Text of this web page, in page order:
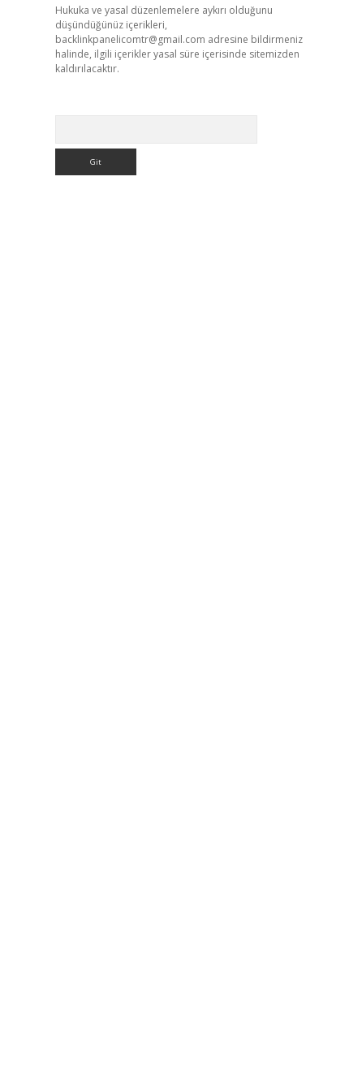
Hukuka ve yasal düzenlemelere aykırı olduğunu
düşündüğünüz içerikleri,
backlinkpanelicomtr@gmail.com adresine bildirmeniz
halinde, ilgili içerikler yasal süre içerisinde sitemizden
kaldırılacaktır.